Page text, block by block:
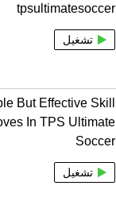
tpsultimatesoccer
تشغيل
But Effective Skill
In TPS Ultimate
Soccer
تشغيل